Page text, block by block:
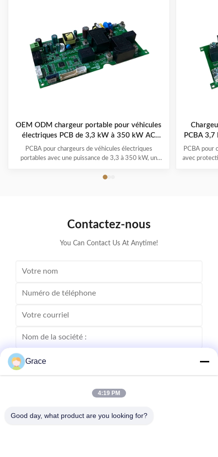
OEM ODM chargeur portable pour véhicules
électriques PCB de 3,3 kW à 350 kW AC
220V/380V
PCBA pour chargeurs de véhicules électriques
portables avec une puissance de 3,3 à 350 kW, un
multi-protection et une garantie de 1 à 3 ans. Prend
PCBA
PCBA pour
avec
Contactez-nous
You Can Contact Us At Anytime!
Envoyez
Grace
4:19 PM
Good day, what product are you looking for?